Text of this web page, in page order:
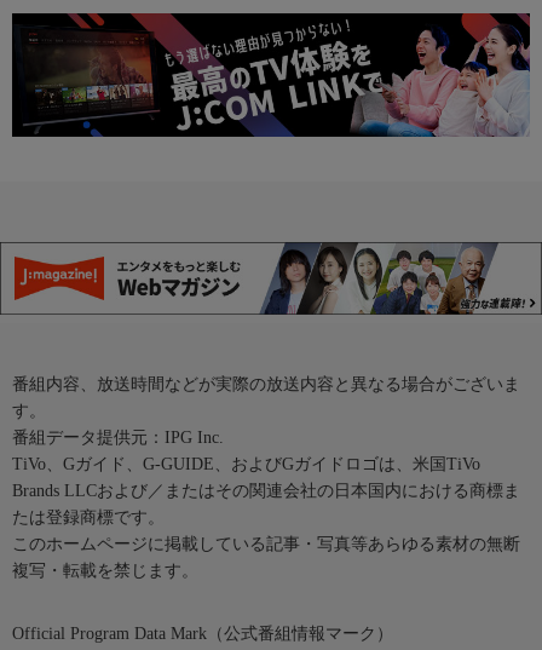
番組内容、放送時間などが実際の放送内容と異なる場合がございま
す。
番組データ提供元：IPG Inc.
TiVo、Gガイド、G-GUIDE、およびGガイドロゴは、米国TiVo
Brands LLCおよび／またはその関連会社の日本国内における商標ま
たは登録商標です。
このホームページに掲載している記事・写真等あらゆる素材の無断
複写・転載を禁じます。
Official Program Data Mark（公式番組情報マーク）